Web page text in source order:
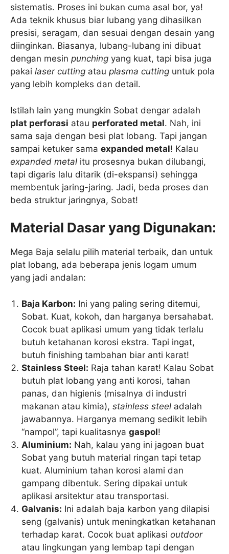
sistematis. Proses ini bukan cuma asal bor, ya!
Ada teknik khusus biar lubang yang dihasilkan
presisi, seragam, dan sesuai dengan desain yang
diinginkan. Biasanya, lubang-lubang ini dibuat
dengan mesin punching yang kuat, tapi bisa juga
pakai laser cutting atau plasma cutting untuk pola
yang lebih kompleks dan detail.
Istilah lain yang mungkin Sobat dengar adalah
plat perforasi atau perforated metal. Nah, ini
sama saja dengan besi plat lobang. Tapi jangan
sampai ketuker sama expanded metal! Kalau
expanded metal itu prosesnya bukan dilubangi,
tapi digaris lalu ditarik (di-ekspansi) sehingga
membentuk jaring-jaring. Jadi, beda proses dan
beda struktur jaringnya, Sobat!
Material Dasar yang Digunakan:
Mega Baja selalu pilih material terbaik, dan untuk
plat lobang, ada beberapa jenis logam umum
yang jadi andalan:
Baja Karbon: Ini yang paling sering ditemui,
Sobat. Kuat, kokoh, dan harganya bersahabat.
Cocok buat aplikasi umum yang tidak terlalu
butuh ketahanan korosi ekstra. Tapi ingat,
butuh finishing tambahan biar anti karat!
Stainless Steel: Raja tahan karat! Kalau Sobat
butuh plat lobang yang anti korosi, tahan
panas, dan higienis (misalnya di industri
makanan atau kimia),stainless steel adalah
jawabannya. Harganya memang sedikit lebih
“nampol”, tapi kualitasnyagaspol!
Aluminium: Nah, kalau yang ini jagoan buat
Sobat yang butuh material ringan tapi tetap
kuat. Aluminium tahan korosi alami dan
gampang dibentuk. Sering dipakai untuk
aplikasi arsitektur atau transportasi.
Galvanis: Ini adalah baja karbon yang dilapisi
seng (galvanis) untuk meningkatkan ketahanan
terhadap karat. Cocok buat aplikasioutdoor
atau lingkungan yang lembap tapi dengan